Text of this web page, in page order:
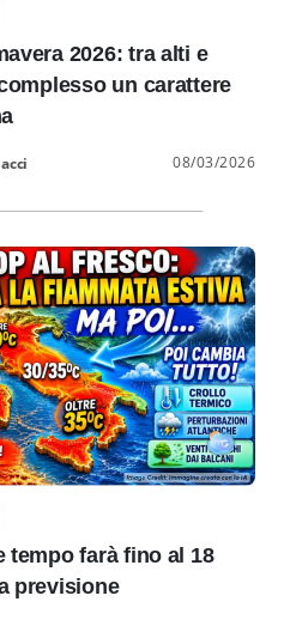
2026: tra alti e
un carattere
08/03/2026
tempo farà fino al 18
previsione